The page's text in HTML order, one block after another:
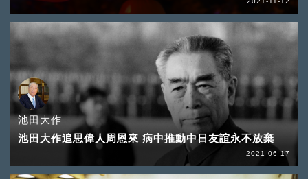
池田大作
池田大作追思偉人周恩來 病中推動中日友誼永不放棄
2021-06-17